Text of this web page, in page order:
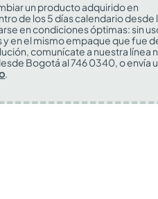
un producto adquirido en
de los 5 días calendario desde
en condiciones óptimas: sin
en el mismo empaque que fue
comunícate a nuestra línea
Bogotá al 746 0340, o envía
.